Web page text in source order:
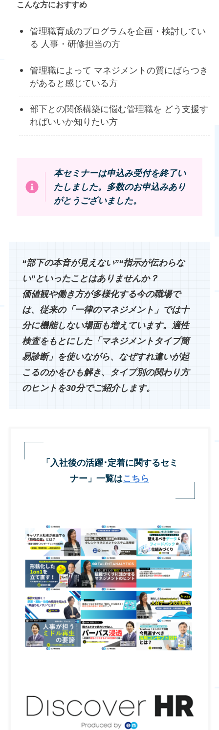
こんな方におすすめ
管理職育成のプログラムを企画・検討してい
る 人事・研修担当の方
管理職によって マネジメントの質にばらつき
があると感じている方
部下との関係構築に悩む管理職を どう支援す
ればいいか知りたい方
本セミナーは申込み受付を終了い
たしました。多数のお申込みあり
がとうございました。
“部下の本音が見えない”“指示が伝わらな
い”といったことはありませんか？
価値観や働き方が多様化する今の職場で
は、従来の「一律のマネジメント」では十
分に機能しない場面も増えています。適性
検査をもとにした「マネジメントタイプ簡
易診断」を使いながら、なぜすれ違いが起
こるのかをひも解き、タイプ別の関わり方
のヒントを30分でご紹介します。
「入社後の活躍･定着に関するセミ
ナー」一覧はこちら